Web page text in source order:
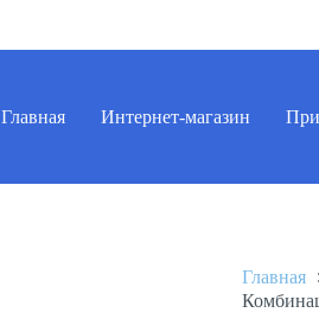
Главная Интернет-магазин
Главная